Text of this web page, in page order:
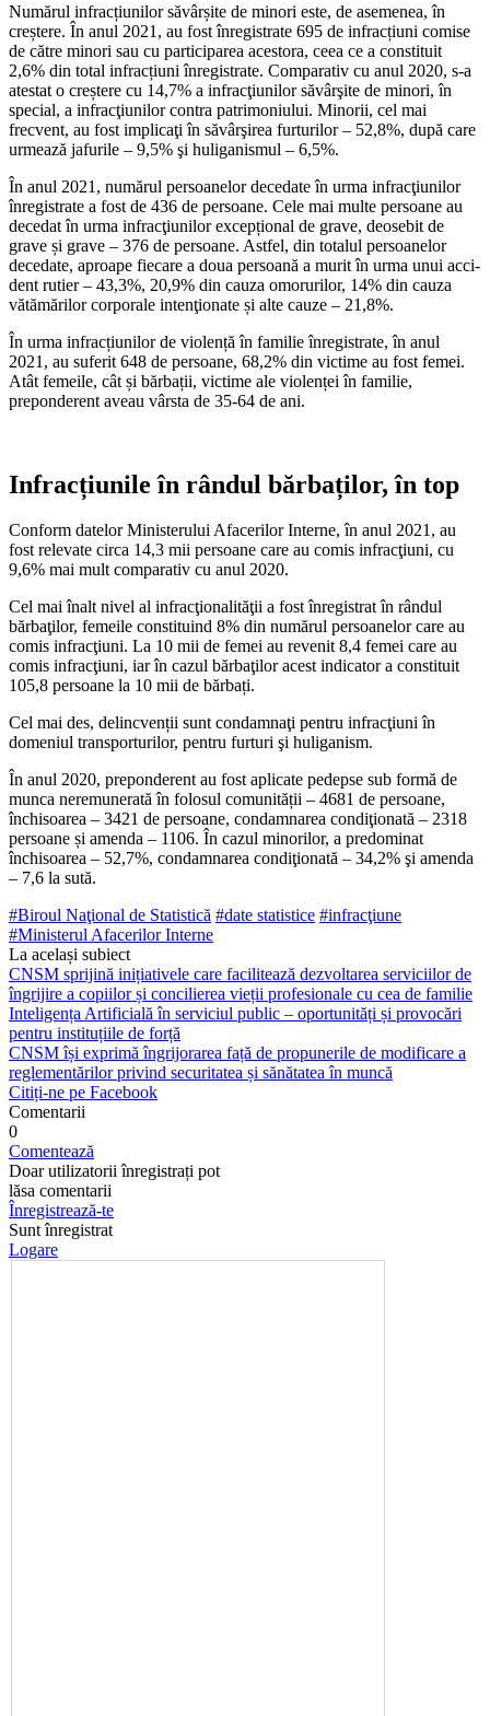
Numărul infracțiunilor săvârșite de mi­nori este, de asemenea, în
creștere. În anul 2021, au fost înregistrate 695 de infracțiuni comise
de către minori sau cu participarea acestora, ceea ce a constituit
2,6% din total infracțiuni înregistrate. Comparativ cu anul 2020, s-a
atestat o creștere cu 14,7% a in­fracţiunilor săvârşite de minori, în
special, a infracţiunilor contra patrimoniului. Minorii, cel mai
frecvent, au fost implicaţi în săvâr­şirea furturilor – 52,8%, după care
urmează jafurile – 9,5% şi huliganismul – 6,5%.
În anul 2021, numărul persoanelor de­cedate în urma infracţiunilor
înregistrate a fost de 436 de persoane. Cele mai multe persoane au
decedat în urma infracţiunilor excepțional de grave, deosebit de
grave și grave – 376 de persoane. Astfel, din tota­lul persoanelor
decedate, aproape fiecare a doua persoană a murit în urma unui acci­
dent rutier – 43,3%, 20,9% din cauza omo­rurilor, 14% din cauza
vătămărilor corporale intenţionate și alte cauze – 21,8%.
În urma infracțiunilor de violență în fa­milie înregistrate, în anul
2021, au suferit 648 de persoane, 68,2% din victime au fost femei.
Atât femeile, cât și bărbații, victime ale violenței în familie,
preponderent aveau vârsta de 35-64 de ani.
Infracțiunile în rândul bărbaților, în top
Conform datelor Ministerului Afacerilor Interne, în anul 2021, au
fost relevate circa 14,3 mii persoane care au comis infracţiuni, cu
9,6% mai mult comparativ cu anul 2020.
Cel mai înalt nivel al infracţionalităţii a fost înregistrat în rândul
bărbaţilor, femei­le constituind 8% din numărul persoanelor care au
comis infracţiuni. La 10 mii de femei au revenit 8,4 femei care au
comis infrac­ţiuni, iar în cazul bărbaţilor acest indicator a constituit
105,8 persoane la 10 mii de bărbați.
Cel mai des, delincvenții sunt condam­naţi pentru infracţiuni în
domeniul trans­porturilor, pentru furturi şi huliganism.
În anul 2020, preponderent au fost apli­cate pedepse sub formă de
munca nere­munerată în folosul comunității – 4681 de persoane,
închisoarea – 3421 de persoane, condamnarea condiţionată – 2318
persoa­ne și amenda – 1106. În cazul minorilor, a predominat
închisoarea – 52,7%, condam­narea condiţionată – 34,2% şi amenda
– 7,6 la sută.
#Biroul Naţional de Statistică #date statistice #infracţiune
#Ministerul Afaceri­lor Interne
La același subiect
CNSM sprijină inițiativele care facilitează dezvoltarea serviciilor de
îngrijire a copiilor și concilierea vieții profesionale cu cea de familie
Inteligența Artificială în serviciul public – oportunități și provocări
pentru instituțiile de forță
CNSM își exprimă îngrijorarea față de propunerile de modificare a
reglementărilor privind securitatea și sănătatea în muncă
Citiți-ne pe Facebook
Comentarii
0
Comentează
Doar utilizatorii înregistrați pot
lăsa comentarii
Înregistrează-te
Sunt înregistrat
Logare